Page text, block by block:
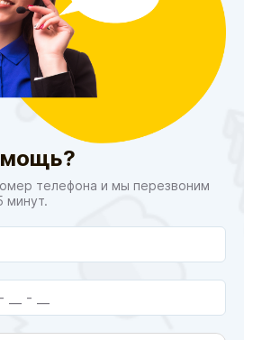
телефона и мы перезвоним
минут.